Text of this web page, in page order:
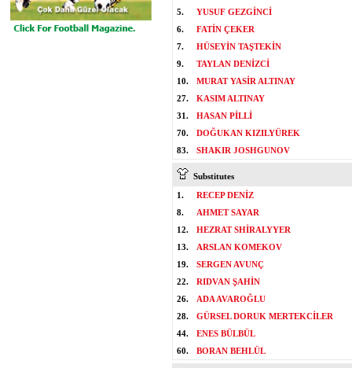
5.
YUSUF GEZGİNCİ
6.
FATİN ÇEKER
7.
HÜSEYİN TAŞTEKİN
9.
TAYLAN DENİZCİ
10.
MURAT YASİR ALTINAY
27.
KASIM ALTINAY
31.
HASAN PİLLİ
70.
DOĞUKAN KIZILYÜREK
83.
SHAKIR JOSHGUNOV
Substitutes
1.
RECEP DENİZ
8.
AHMET SAYAR
12.
HEZRAT SHİRALYYER
13.
ARSLAN KOMEKOV
19.
SERGEN AVUNÇ
22.
RIDVAN ŞAHİN
26.
ADA AVAROĞLU
28.
GÜRSEL DORUK MERTEKCİLER
44.
ENES BÜLBÜL
60.
BORAN BEHLÜL